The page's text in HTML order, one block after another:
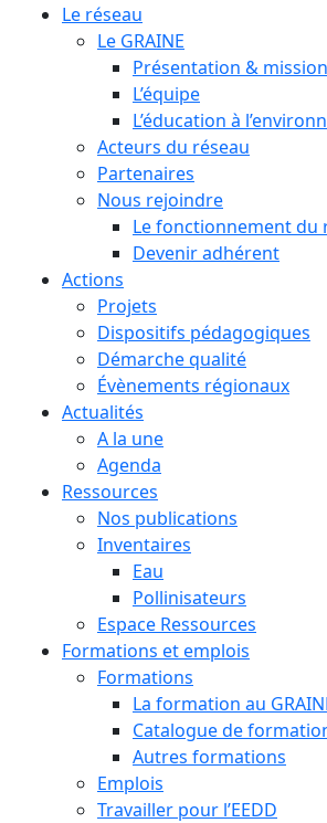
Le réseau
Le GRAINE
Présentation &
L’équipe
L’éducation à
Acteurs du réseau
Partenaires
Nous rejoindre
Le fonctionnement du
Devenir adhérent
Actions
Projets
Dispositifs pédagogiques
Démarche qualité
Évènements régionaux
Actualités
A la une
Agenda
Ressources
Nos publications
Inventaires
Eau
Pollinisateurs
Espace Ressources
Formations et emplois
Formations
La formation au
Catalogue de
Autres formations
Emplois
Travailler pour l’EEDD